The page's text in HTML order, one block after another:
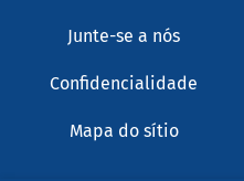
Junte-se a nós
Confidencialidade
Mapa do sítio